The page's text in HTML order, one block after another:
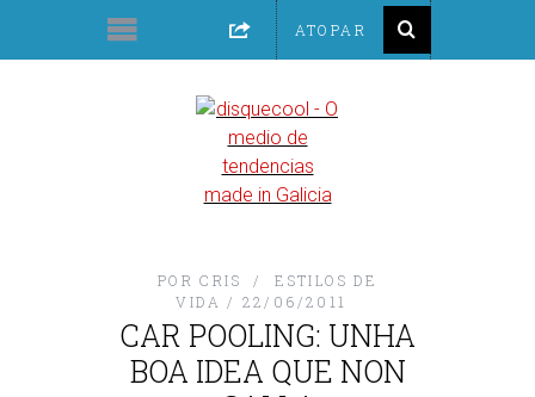
POR CRIS
ESTILOS DE
VIDA
22/06/2011
CAR POOLING: UNHA
BOA IDEA QUE NON